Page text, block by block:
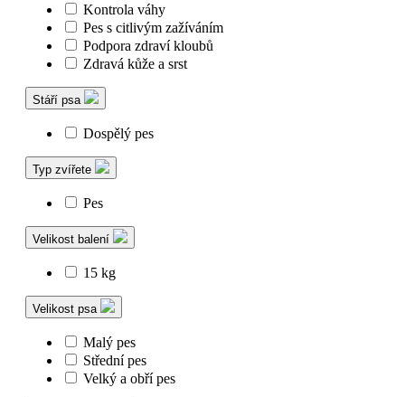
Kontrola váhy
Pes s citlivým zažíváním
Podpora zdraví kloubů
Zdravá kůže a srst
Stáří psa
Dospělý pes
Typ zvířete
Pes
Velikost balení
15 kg
Velikost psa
Malý pes
Střední pes
Velký a obří pes